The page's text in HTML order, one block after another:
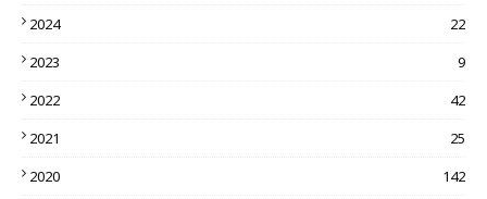
2024
22
2023
9
2022
42
2021
25
2020
142